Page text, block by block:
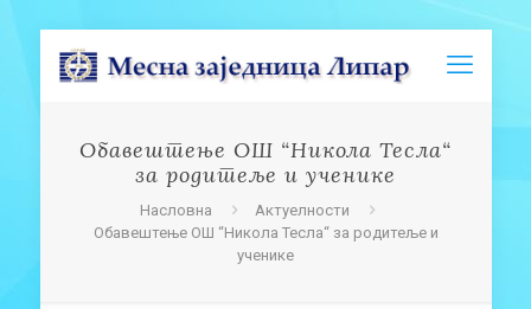
Обавештење ОШ “Никола Тесла“
за родитеље и ученике
Насловна
Актуелности
Обавештење ОШ “Никола Тесла“ за родитеље и
ученике